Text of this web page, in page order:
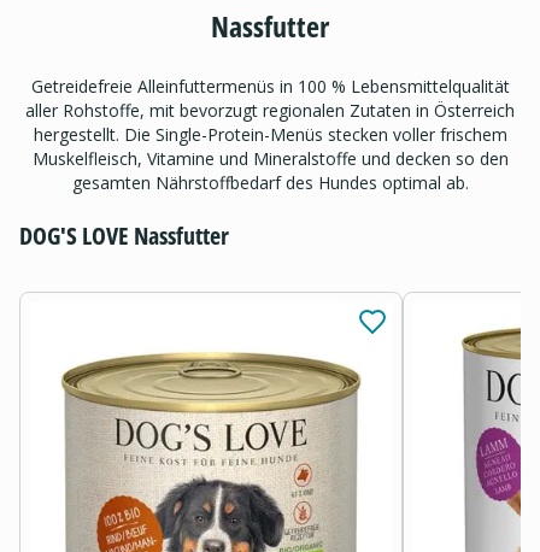
Nassfutter
Getreidefreie Alleinfuttermenüs in 100 % Lebensmittelqualität
aller Rohstoffe, mit bevorzugt regionalen Zutaten in Österreich
hergestellt. Die Single-Protein-Menüs stecken voller frischem
Muskelfleisch, Vitamine und Mineralstoffe und decken so den
gesamten Nährstoffbedarf des Hundes optimal ab.
DOG'S LOVE Nassfutter